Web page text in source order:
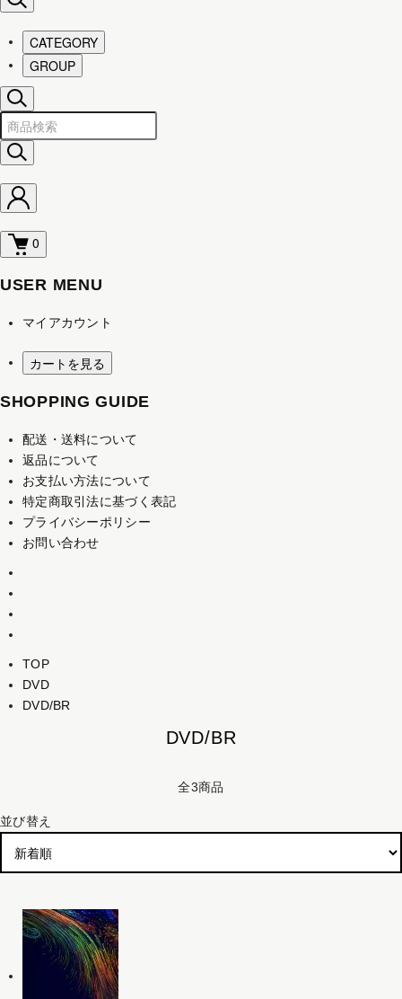
CATEGORY
GROUP
0
USER MENU
マイアカウント
カートを見る
SHOPPING GUIDE
配送・送料について
返品について
お支払い方法について
特定商取引法に基づく表記
プライバシーポリシー
お問い合わせ
TOP
DVD
DVD/BR
DVD/BR
全3商品
並び替え